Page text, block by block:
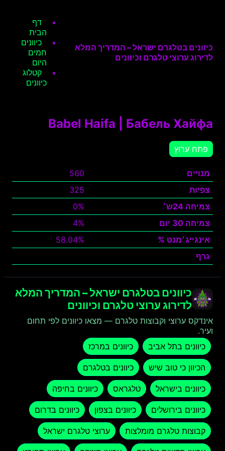
כיוונים בטלגרם ישראל – המדריך המלא
לדירוג ערוצי טלגרם וכיוונים
דף
הבית
כיוונים
חמים
היום
קטלוג
כיוונים
Babel Haifa | Бабель Хайфа
פתח ערוץ
מנויים
560
צפיות
325
צמיחה 24ש׳
0%
צמיחה 30 יום
4%
אינגייג׳מנט %
58.04%
גרף
כיוונים בטלגרם ישראל – המדריך המלא
לדירוג ערוצי טלגרם וכיוונים
אינדקס ערוצי וקבוצות טלגרם — מצאו כיוונים לפי תחום
ועיר.
כיוונים בתל אביב
כיוונים במרכז
הכיוון כי טוב שיש כיוונים בטלגרם
כיוונים בישראל טלגראס כיוונים בחיפה
כיוונים בירושלים כיוונים בצפון כיוונים בדרום
קבוצות טלגרם מומלצות ערוצי טלגרם ישראל